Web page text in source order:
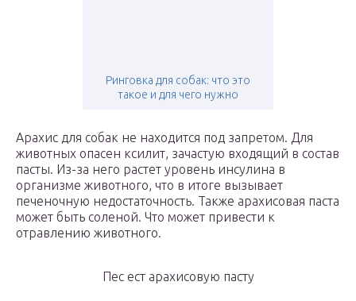
Ринговка для собак: что это
такое и для чего нужно
Арахис для собак не находится под запретом. Для
животных опасен ксилит, зачастую входящий в состав
пасты. Из-за него растет уровень инсулина в
организме животного, что в итоге вызывает
печеночную недостаточность. Также арахисовая паста
может быть соленой. Что может привести к
отравлению животного.
Пес ест арахисовую пасту